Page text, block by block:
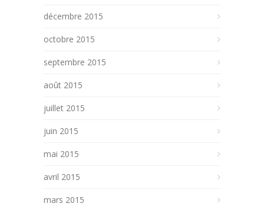
décembre 2015
octobre 2015
septembre 2015
août 2015
juillet 2015
juin 2015
mai 2015
avril 2015
mars 2015